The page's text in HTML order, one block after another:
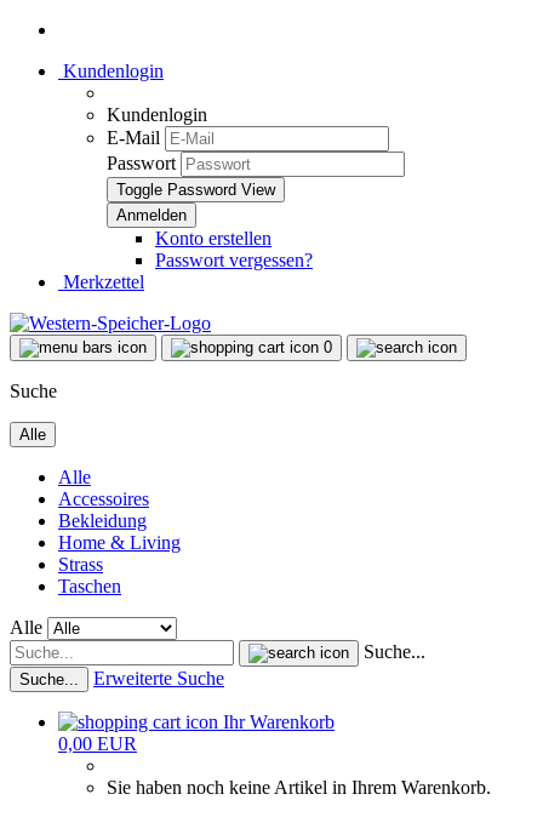
Kundenlogin
Kundenlogin
E-Mail
Passwort
Toggle Password View
Konto erstellen
Passwort vergessen?
Merkzettel
0
Suche
Alle
Alle
Accessoires
Bekleidung
Home & Living
Strass
Taschen
Alle
Suche...
Suche... Erweiterte Suche
Ihr Warenkorb
0,00 EUR
Sie haben noch keine Artikel in Ihrem Warenkorb.